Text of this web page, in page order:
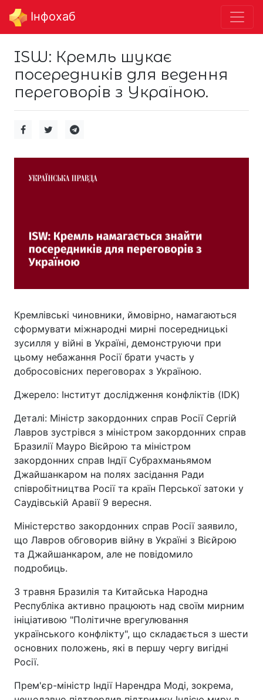
Інфохаб
ISW: Кремль шукає
посередників для ведення
переговорів з Україною.
Кремлівські чиновники, ймовірно, намагаються
сформувати міжнародні мирні посередницькі
зусилля у війні в Україні, демонструючи при
цьому небажання Росії брати участь у
добросовісних переговорах з Україною.
Джерело: Інститут дослідження конфліктів (IDK)
Деталі: Міністр закордонних справ Росії Сергій
Лавров зустрівся з міністром закордонних справ
Бразилії Мауро Вієйрою та міністром
закордонних справ Індії Субрахманьямом
Джайшанкаром на полях засідання Ради
співробітництва Росії та країн Перської затоки у
Саудівській Аравії 9 вересня.
Міністерство закордонних справ Росії заявило,
що Лавров обговорив війну в Україні з Вієйрою
та Джайшанкаром, але не повідомило
подробиць.
З травня Бразилія та Китайська Народна
Республіка активно працюють над своїм мирним
ініціативою "Політичне врегулювання
українського конфлікту", що складається з шести
основних положень, які в першу чергу вигідні
Росії.
Прем'єр-міністр Індії Нарендра Моді, зокрема,